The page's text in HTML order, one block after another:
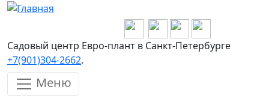
Перейти к основному содержанию
Садовый центр Евро-плант в Санкт-Петербурге
+7(901)304-2662.
Меню